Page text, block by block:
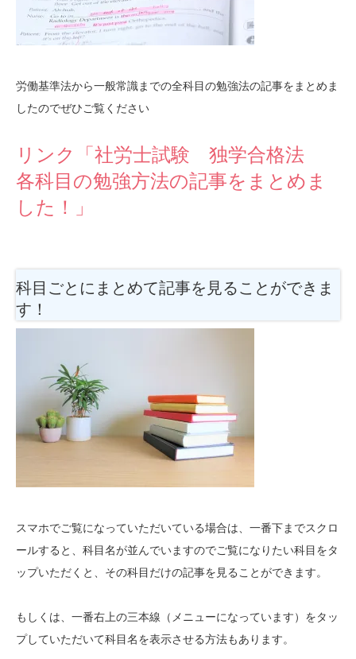
労働基準法から一般常識までの全科目の勉強法の記事をまとめま
したのでぜひご覧ください
リンク「社労士試験 独学合格法
各科目の勉強方法の記事をまとめま
した！」
科目ごとにまとめて記事を見ることができま
す！
スマホでご覧になっていただいている場合は、一番下までスクロ
ールすると、科目名が並んでいますのでご覧になりたい科目をタ
ップいただくと、その科目だけの記事を見ることができます。
もしくは、一番右上の三本線（メニューになっています）をタッ
プしていただいて科目名を表示させる方法もあります。